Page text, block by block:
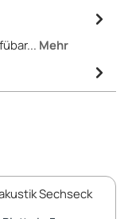
Mehr